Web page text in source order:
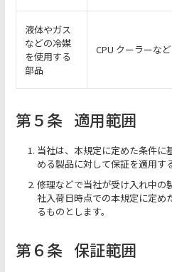
液体やガス
などの冷媒
を使用する
部品
CPU クーラーなど
第５条 適用範囲
当社は、本規定に定めた条件に
める製品に対して保証を適用す
修理などで当社が受け入れ中の
社入荷日時点での本規定に定め
るものとします。
第６条 保証範囲